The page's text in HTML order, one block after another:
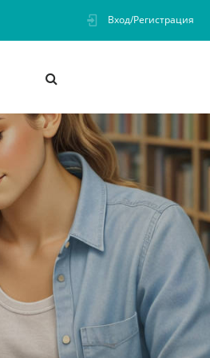
Вход/Регистрация